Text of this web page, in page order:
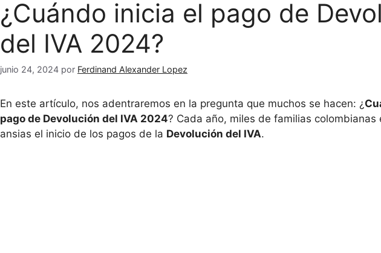
¿Cuándo inicia el pago de
del IVA 2024?
junio 24, 2024 por Ferdinand Alexander Lopez
En este artículo, nos adentraremos en la pregunta que muchos se hacen: ¿
pago de Devolución del IVA 2024? Cada año, miles de familias colombianas
ansias el inicio de los pagos de la Devolución del IVA.